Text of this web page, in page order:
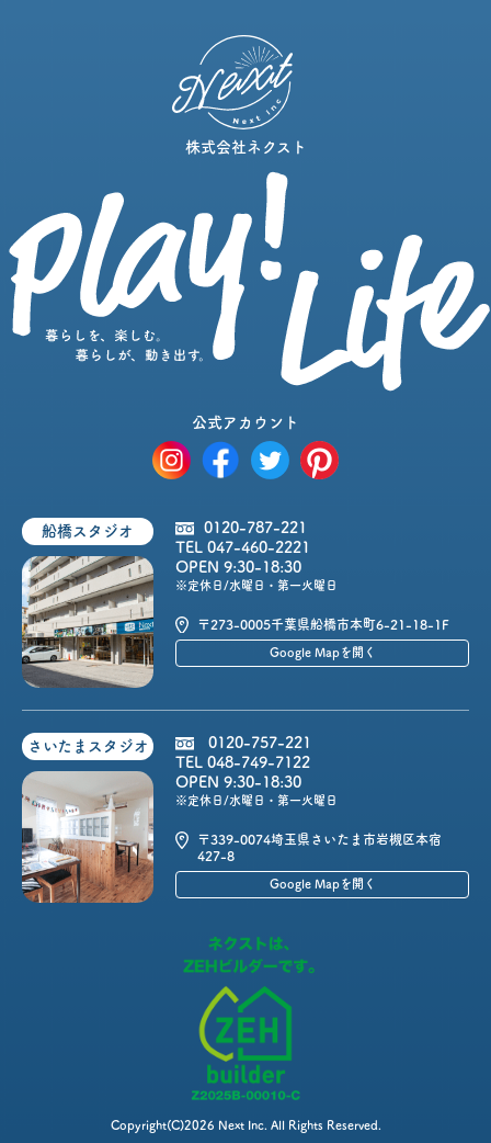
株式会社ネクスト
公式アカウント
船橋スタジオ
0120-787-221
TEL 047-460-2221
OPEN 9:30-18:30
※定休日/水曜日・第一火曜日
〒273-0005千葉県船橋市本町6-21-18-1F
Google Mapを開く
さいたまスタジオ
0120-757-221
TEL 048-749-7122
OPEN 9:30-18:30
※定休日/水曜日・第一火曜日
〒339-0074埼玉県さいたま市岩槻区本宿
427-8
Google Mapを開く
Copyright(C)2026 Next Inc. All Rights Reserved.